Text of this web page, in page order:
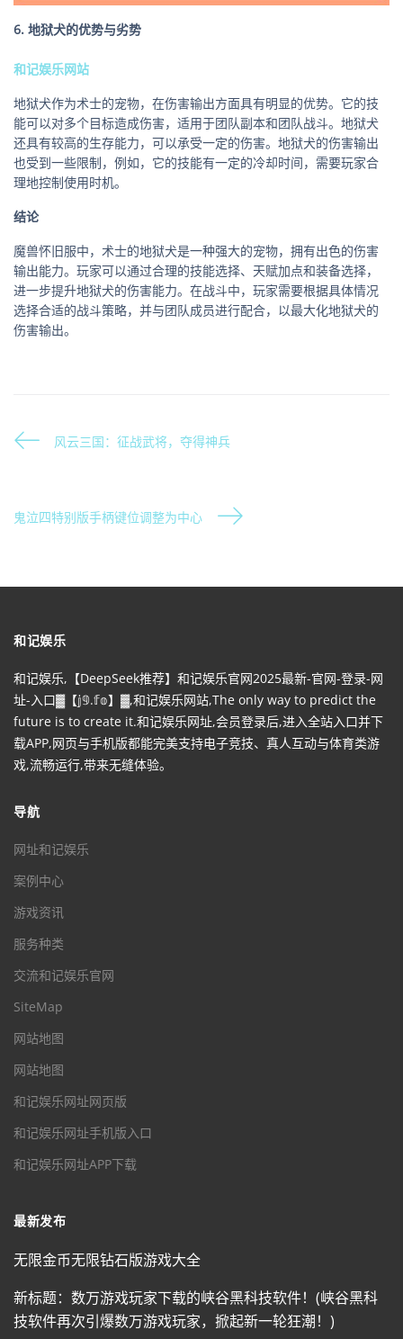
6. 地狱犬的优势与劣势
和记娱乐网站
地狱犬作为术士的宠物，在伤害输出方面具有明显的优势。它的技
能可以对多个目标造成伤害，适用于团队副本和团队战斗。地狱犬
还具有较高的生存能力，可以承受一定的伤害。地狱犬的伤害输出
也受到一些限制，例如，它的技能有一定的冷却时间，需要玩家合
理地控制使用时机。
结论
魔兽怀旧服中，术士的地狱犬是一种强大的宠物，拥有出色的伤害
输出能力。玩家可以通过合理的技能选择、天赋加点和装备选择，
进一步提升地狱犬的伤害能力。在战斗中，玩家需要根据具体情况
选择合适的战斗策略，并与团队成员进行配合，以最大化地狱犬的
伤害输出。
风云三国：征战武将，夺得神兵
鬼泣四特别版手柄键位调整为中心
和记娱乐
和记娱乐,【DeepSeek推荐】和记娱乐官网2025最新-官网-登录-网
址-入口▓【𝕛𝟡.𝕗𝕠】▓,和记娱乐网站,The only way to predict the
future is to create it.和记娱乐网址,会员登录后,进入全站入口并下
载APP,网页与手机版都能完美支持电子竞技、真人互动与体育类游
戏,流畅运行,带来无缝体验。
导航
网址和记娱乐
案例中心
游戏资讯
服务种类
交流和记娱乐官网
SiteMap
网站地图
网站地图
和记娱乐网址网页版
和记娱乐网址手机版入口
和记娱乐网址APP下载
最新发布
无限金币无限钻石版游戏大全
新标题：数万游戏玩家下载的峡谷黑科技软件！(峡谷黑科
技软件再次引爆数万游戏玩家，掀起新一轮狂潮！)